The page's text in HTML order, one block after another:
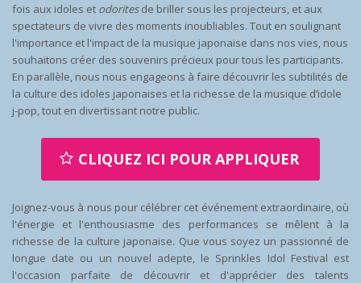
fois aux idoles et odoritesde briller sous les projecteurs, et aux
spectateurs de vivre des moments inoubliables. Tout en soulignant
l'importance et l'impact de la musique japonaise dans nos vies, nous
souhaitons créer des souvenirs précieux pour tous les participants.
En parallèle, nous nous engageons à faire découvrir les subtilités de
la culture des idoles japonaises et la richesse de la musique d’idole
j-pop, tout en divertissant notre public.
CLIQUEZ ICI POUR APPLIQUER
Joignez-vous à nous pour célébrer cet événement extraordinaire, où
l'énergie et l'enthousiasme des performances se mêlent à la
richesse de la culture japonaise. Que vous soyez un passionné de
longue date ou un nouvel adepte, le Sprinkles Idol Festival est
l'occasion parfaite de découvrir et d'apprécier des talents